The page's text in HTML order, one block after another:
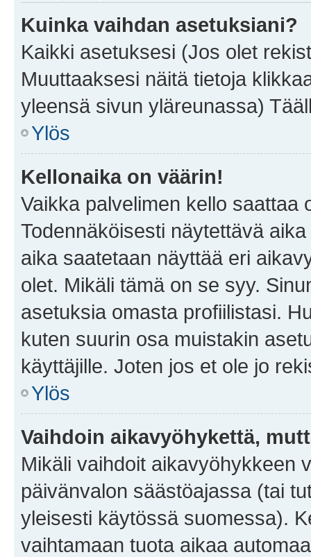
Kuinka vaihdan asetuksiani?
Kaikki asetuksesi (Jos olet
Muuttaaksesi näitä tietoja
yleensä sivun yläreunassa)
Ylös
Kellonaika on väärin!
Vaikka palvelimen kello saattaa
Todennäköisesti näytettävä
aika saatetaan näyttää eri
olet. Mikäli tämä on se syy.
asetuksia omasta profiilistasi.
kuten suurin osa muistakin
käyttäjille. Joten jos et ole jo
Ylös
Vaihdoin aikavyöhykettä,
Mikäli vaihdoit aikavyöhykkeen
päivänvalon säästöajassa (tai
yleisesti käytössä suomessa).
vaihtamaan tuota aikaa